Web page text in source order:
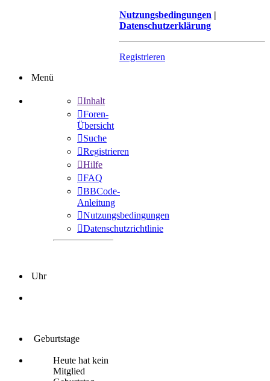
Nutzungsbedingungen |
Datenschutzerklärung
Registrieren
Menü
Inhalt
Foren-
Übersicht
Suche
Registrieren
Hilfe
FAQ
BBCode-
Anleitung
Nutzungsbedingungen
Datenschutzrichtlinie
Uhr
Geburtstage
Heute hat kein
Mitglied